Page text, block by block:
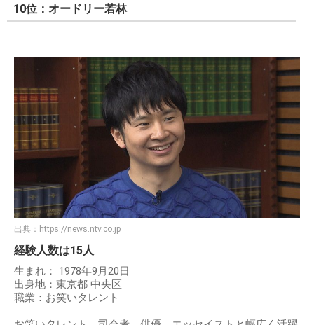
10位：オードリー若林
出典： https://news.ntv.co.jp
経験人数は15人
生まれ： 1978年9月20日
出身地：東京都 中央区
職業：お笑いタレント